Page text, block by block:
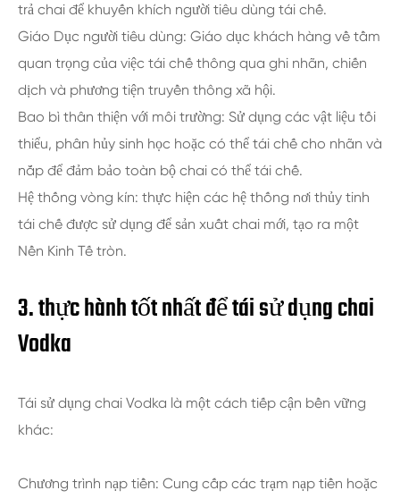
trả chai để khuyến khích người tiêu dùng tái chế.
Giáo Dục người tiêu dùng: Giáo dục khách hàng về tầm
quan trọng của việc tái chế thông qua ghi nhãn, chiến
dịch và phương tiện truyền thông xã hội.
Bao bì thân thiện với môi trường: Sử dụng các vật liệu tối
thiểu, phân hủy sinh học hoặc có thể tái chế cho nhãn và
nắp để đảm bảo toàn bộ chai có thể tái chế.
Hệ thống vòng kín: thực hiện các hệ thống nơi thủy tinh
tái chế được sử dụng để sản xuất chai mới, tạo ra một
Nền Kinh Tế tròn.
3. thực hành tốt nhất để tái sử dụng chai
Vodka
Tái sử dụng chai Vodka là một cách tiếp cận bền vững
khác:
Chương trình nạp tiền: Cung cấp các trạm nạp tiền hoặc